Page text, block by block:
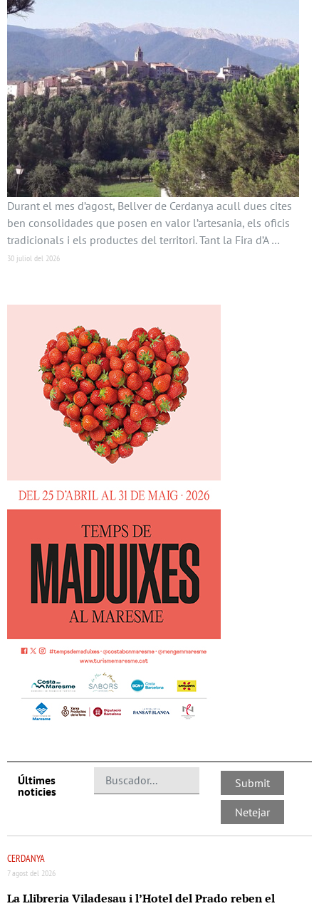
Durant el mes d’agost, Bellver de Cerdanya acull dues cites
ben consolidades que posen en valor l’artesania, els oficis
tradicionals i els productes del territori. Tant la Fira d’A …
30 juliol del 2026
Últimes
noticies
CERDANYA
7 agost del 2026
La Llibreria Viladesau i l’Hotel del Prado reben el